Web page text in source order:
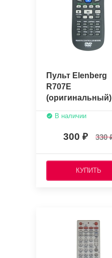
Пульт Elenberg
R707E
(оригинальный)
В наличии
300 330
КУПИТЬ